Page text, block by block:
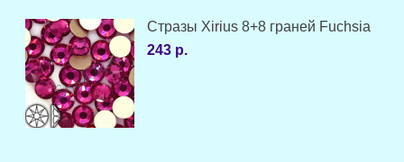
Стразы Xirius 8+8 граней Fuchsia
243 р.